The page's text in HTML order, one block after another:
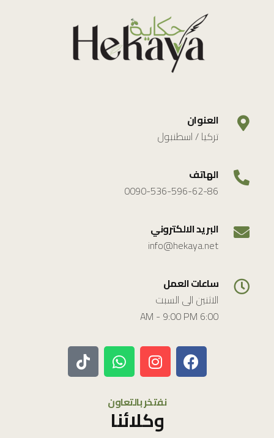
العنوان
تركيا / اسطنبول
الهاتف
0090-536-596-62-86
البريد الالكتروني
info@hekaya.net
ساعات العمل
الاثنين الى السبت
6:00 AM - 9:00 PM
نفتخر بالتعاون
وكلائنا